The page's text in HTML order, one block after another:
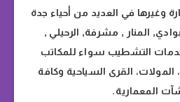
وغيرها في العديد من أحياء جدة
المنار , مشرفة, الرحيلي ,
التشطيب سواء للمكاتب
القرى السياحية وكافة
المعمارية.